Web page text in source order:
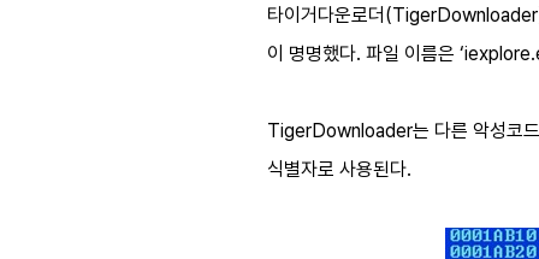
타이거다운로더
이 명명했다. 파일 이름은
TigerDownloader는 다른 악성코
식별자로 사용된다.